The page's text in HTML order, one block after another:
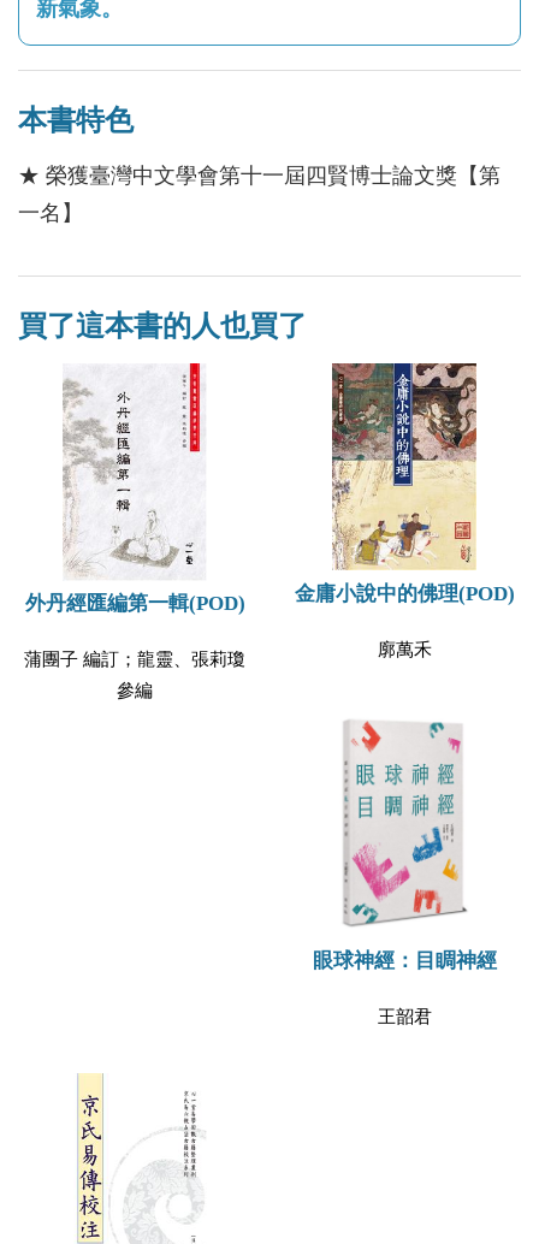
新氣象。
本書特色
★ 榮獲臺灣中文學會第十一屆四賢博士論文獎【第
一名】
買了這本書的人也買了
外丹經匯編第一輯(POD)
蒲團子 編訂；龍靈、張莉瓊
參編
金庸小說中的佛理(POD)
廓萬禾
眼球神經：目睭神經
王韶君